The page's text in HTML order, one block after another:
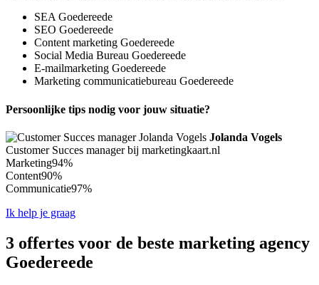
SEA Goedereede
SEO Goedereede
Content marketing Goedereede
Social Media Bureau Goedereede
E-mailmarketing Goedereede
Marketing communicatiebureau Goedereede
Persoonlijke tips nodig voor jouw situatie?
Jolanda Vogels
Customer Succes manager bij marketingkaart.nl
Marketing94%
Content90%
Communicatie97%
Ik help je graag
3 offertes voor de beste marketing agency
Goedereede